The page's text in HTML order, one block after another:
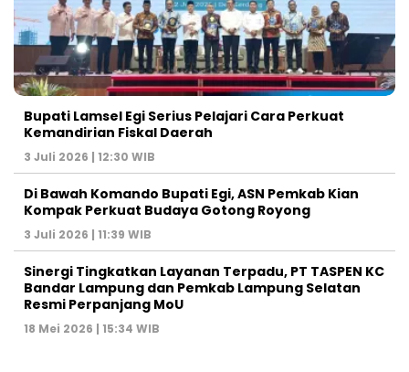
Bupati Lamsel Egi Serius Pelajari Cara Perkuat
Kemandirian Fiskal Daerah
3 Juli 2026 | 12:30 WIB
Di Bawah Komando Bupati Egi, ASN Pemkab Kian
Kompak Perkuat Budaya Gotong Royong
3 Juli 2026 | 11:39 WIB
Sinergi Tingkatkan Layanan Terpadu, PT TASPEN KC
Bandar Lampung dan Pemkab Lampung Selatan
Resmi Perpanjang MoU
18 Mei 2026 | 15:34 WIB